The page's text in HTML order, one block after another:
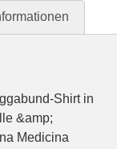
Shirt in
&amp;
Medicina